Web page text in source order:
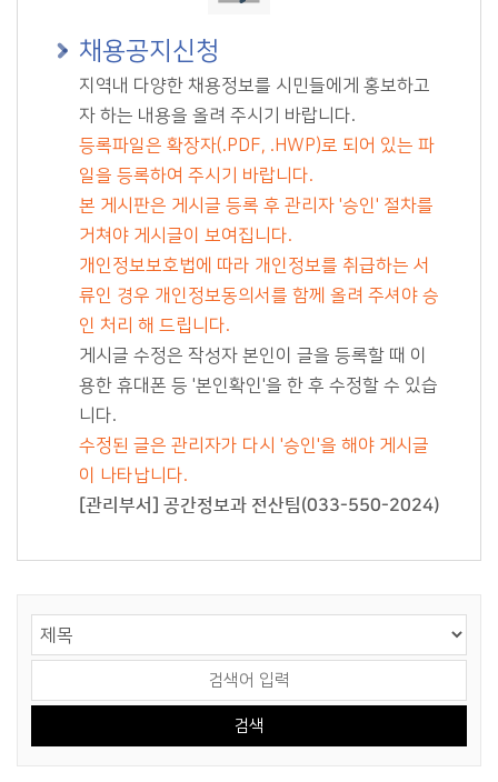
채용공지신청
지역내 다양한 채용정보를 시민들에게 홍보하고
자 하는 내용을 올려 주시기 바랍니다.
등록파일은 확장자(.PDF, .HWP)로 되어 있는 파
일을 등록하여 주시기 바랍니다.
본 게시판은 게시글 등록 후 관리자 '승인' 절차를
거쳐야 게시글이 보여집니다.
개인정보보호법에 따라 개인정보를 취급하는 서
류인 경우 개인정보동의서를 함께 올려 주셔야 승
인 처리 해 드립니다.
게시글 수정은 작성자 본인이 글을 등록할 때 이
용한 휴대폰 등 '본인확인'을 한 후 수정할 수 있습
니다.
수정된 글은 관리자가 다시 '승인'을 해야 게시글
이 나타납니다.
[관리부서] 공간정보과 전산팀(033-550-2024)